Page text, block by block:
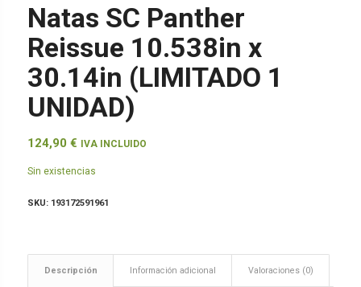
Natas SC Panther
Reissue 10.538in x
30.14in (LIMITADO 1
UNIDAD)
124,90 € IVA INCLUIDO
Sin existencias
SKU: 193172591961
Descripción Información adicional Valoraciones (0)